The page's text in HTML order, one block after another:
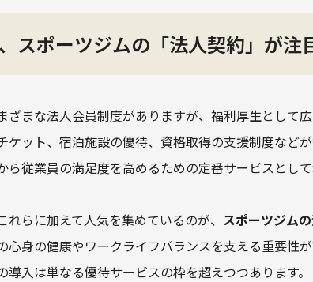
スポーツジムの「法人契約」が注
ざまな法人会員制度がありますが、福利厚生として
ケット、宿泊施設の優待、資格取得の支援制度などが
ら従業員の満足度を高めるための定番サービスとして
れらに加えて人気を集めているのが、 スポーツジム
心身の健康やワークライフバランスを支える重要性が
導入は単なる優待サービスの枠を超えつつあります。